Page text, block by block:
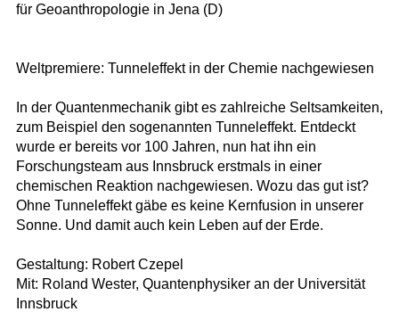
für Geoanthropologie in Jena (D)
Weltpremiere: Tunneleffekt in der Chemie nachgewiesen
In der Quantenmechanik gibt es zahlreiche Seltsamkeiten,
zum Beispiel den sogenannten Tunneleffekt. Entdeckt
wurde er bereits vor 100 Jahren, nun hat ihn ein
Forschungsteam aus Innsbruck erstmals in einer
chemischen Reaktion nachgewiesen. Wozu das gut ist?
Ohne Tunneleffekt gäbe es keine Kernfusion in unserer
Sonne. Und damit auch kein Leben auf der Erde.
Gestaltung: Robert Czepel
Mit: Roland Wester, Quantenphysiker an der Universität
Innsbruck